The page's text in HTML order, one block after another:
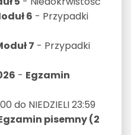
6 - Przypadki
7 - Przypadki
- Egzamin
do NIEDZIELI 23:59
pisemny (2